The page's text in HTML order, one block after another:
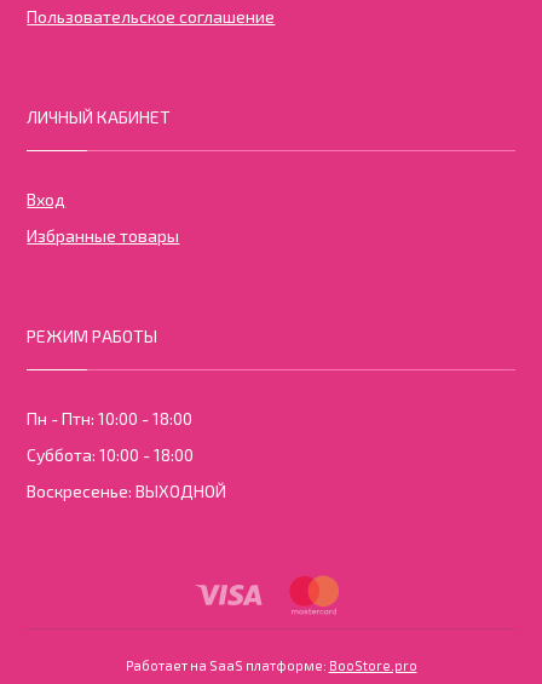
Пользовательское соглашение
ЛИЧНЫЙ КАБИНЕТ
Вход
Избранные товары
РЕЖИМ РАБОТЫ
Пн - Птн: 10:00 - 18:00
Суббота: 10:00 - 18:00
Воскресенье: ВЫХОДНОЙ
Работает на SaaS платформе: Работает на SaaS платформе
BooStore.proПлатформа для